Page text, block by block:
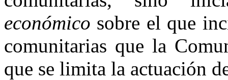
económico sobre el que
comunitarias que la
que se limita la actuación